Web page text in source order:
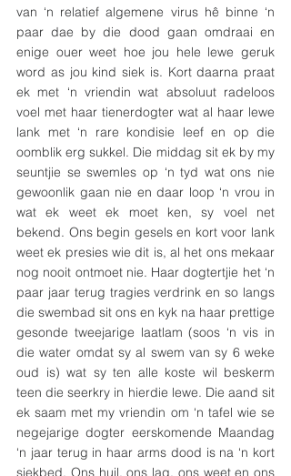
van ‘n relatief algemene virus hê binne ‘n
paar dae by die dood gaan omdraai en
enige ouer weet hoe jou hele lewe geruk
word as jou kind siek is. Kort daarna praat
ek met ‘n vriendin wat absoluut radeloos
voel met haar tienerdogter wat al haar lewe
lank met ‘n rare kondisie leef en op die
oomblik erg sukkel. Die middag sit ek by my
seuntjie se swemles op ‘n tyd wat ons nie
gewoonlik gaan nie en daar loop ‘n vrou in
wat ek weet ek moet ken, sy voel net
bekend. Ons begin gesels en kort voor lank
weet ek presies wie dit is, al het ons mekaar
nog nooit ontmoet nie. Haar dogtertjie het ‘n
paar jaar terug tragies verdrink en so langs
die swembad sit ons en kyk na haar prettige
gesonde tweejarige laatlam (soos ‘n vis in
die water omdat sy al swem van sy 6 weke
oud is) wat sy ten alle koste wil beskerm
teen die seerkry in hierdie lewe. Die aand sit
ek saam met my vriendin om ‘n tafel wie se
negejarige dogter eerskomende Maandag
‘n jaar terug in haar arms dood is na ‘n kort
siekbed. Ons huil, ons lag, ons weet en ons